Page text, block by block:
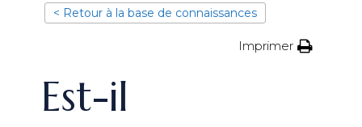
< Retour à la base de connaissances
Imprimer
Est-il